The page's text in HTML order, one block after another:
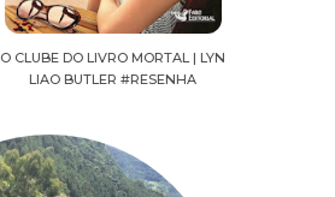
O CLUBE DO LIVRO MORTAL | LYN
LIAO BUTLER #RESENHA